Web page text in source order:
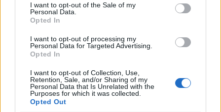
I want to opt-out of the Sale of my
Personal Data.
Opted In
I want to opt-out of processing my
Personal Data for Targeted Advertising.
Opted In
I want to opt-out of Collection, Use,
Retention, Sale, and/or Sharing of my
Personal Data that Is Unrelated with the
Purposes for which it was collected.
Opted Out
Shtuarmë25.08.2021 10:09
Tags:
vrasja zbardhet bullari xhuliano bullari